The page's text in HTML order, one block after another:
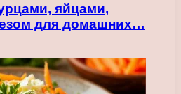
яйцами,
для домашних…